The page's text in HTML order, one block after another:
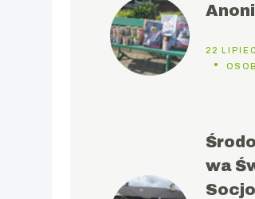
22
wa